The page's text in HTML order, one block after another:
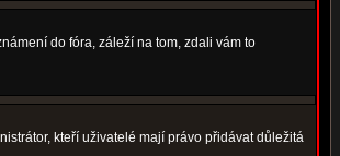
do fóra, záleží na tom, zdali vám to
kteří uživatelé mají právo přidávat důležitá